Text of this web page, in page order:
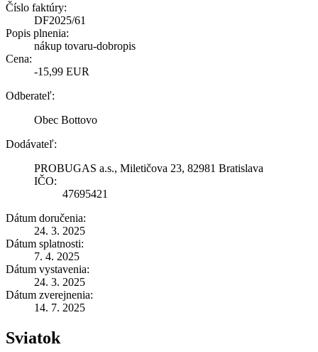
Číslo faktúry:
DF2025/61
Popis plnenia:
nákup tovaru-dobropis
Cena:
-15,99 EUR
Odberateľ:
Obec Bottovo
Dodávateľ:
PROBUGAS a.s., Miletičova 23, 82981 Bratislava
IČO:
47695421
Dátum doručenia:
24. 3. 2025
Dátum splatnosti:
7. 4. 2025
Dátum vystavenia:
24. 3. 2025
Dátum zverejnenia:
14. 7. 2025
Sviatok